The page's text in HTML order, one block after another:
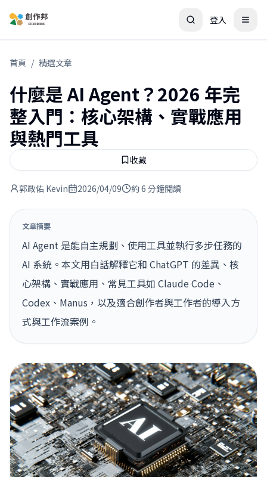
登入
首頁 / 精選文章
什麼是 AI Agent？2026 年完
整入門：核心架構、實戰應用
與熱門工具
收藏
郭政佑 Kevin 2026/04/09 約 6 分鐘閱讀
文章摘要
AI Agent 是能自主規劃、使用工具並執行多步任務的
AI 系統。本文用白話解釋它和 ChatGPT 的差異、核
心架構、實戰應用、常見工具如 Claude Code、
Codex、Manus，以及適合創作者與工作者的導入方
式與工作流案例。